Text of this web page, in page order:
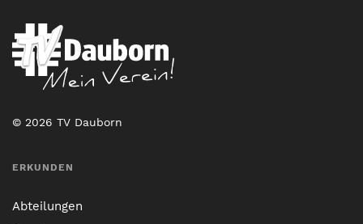
© 2026 TV Dauborn
ERKUNDEN
Abteilungen